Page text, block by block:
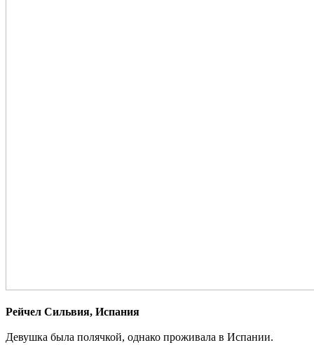
Рейчел Сильвия, Испания
Девушка была полячкой, однако проживала в Испании.